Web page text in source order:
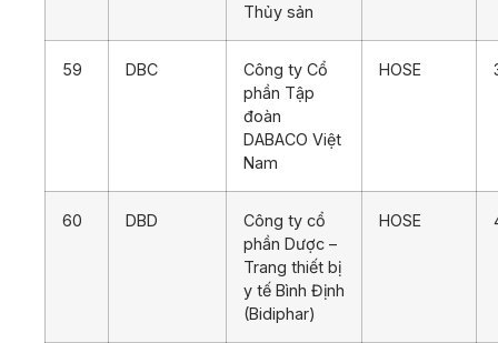
Thủy sản
59 DBC
Công ty Cổ
phần Tập
đoàn
DABACO Việt
Nam
HOSE
60 DBD
Công ty cổ
phần Dược –
Trang thiết bị
y tế Bình Định
(Bidiphar)
HOSE